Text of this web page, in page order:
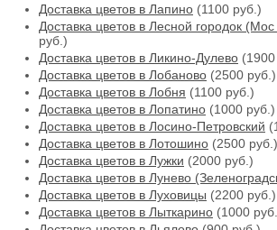
Доставка цветов в Лапино (1100 руб.)
Доставка цветов в Лесной городок (Мос
руб.)
Доставка цветов в Ликино-Дулево
Доставка цветов в Лобаново (2500 руб.)
Доставка цветов в Лобня (1100 руб.)
Доставка цветов в Лопатино (1000 руб.)
Доставка цветов в Лосино-Петровский
Доставка цветов в Лотошино (2500 руб.)
Доставка цветов в Лужки (2000 руб.)
Доставка цветов в Лунево
Доставка цветов в Луховицы (2200 руб.)
Доставка цветов в Лыткарино (1000